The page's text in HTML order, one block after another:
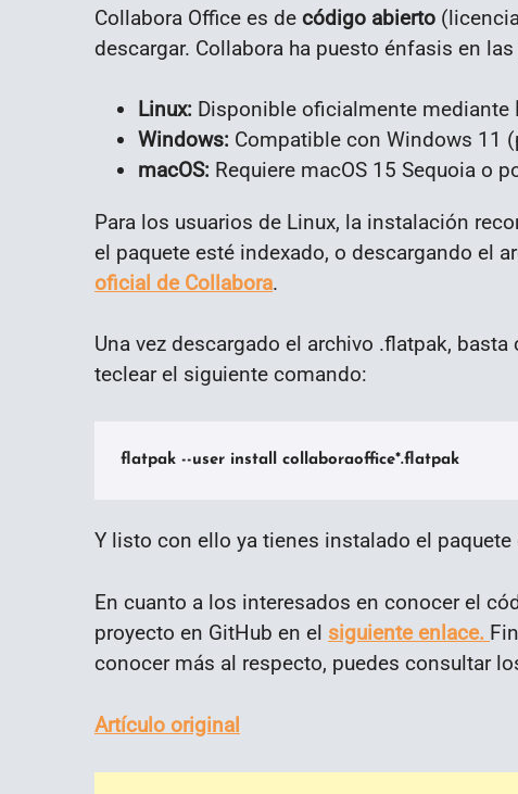
Collabora Office es de código abierto
descargar. Collabora ha puesto énfasis en
Linux: Disponible oficialmente mediante
Windows: Compatible con Windows 11
macOS: Requiere macOS 15 Sequoia o
Para los usuarios de Linux, la instalación
el paquete esté indexado, o descargando el
oficial de Collabora.
Una vez descargado el archivo .flatpak,
teclear el siguiente comando:
flatpak --user install collaboraoffice*.flatpak
Y listo con ello ya tienes instalado el paquete
En cuanto a los interesados en conocer el
proyecto en GitHub en el siguiente enlace.
conocer más al respecto, puedes consultar
Artículo original